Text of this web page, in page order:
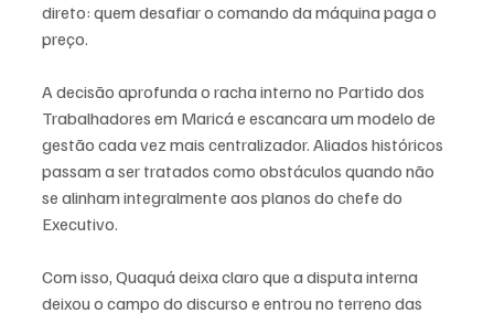
direto: quem desafiar o comando da máquina paga o
preço.
A decisão aprofunda o racha interno no Partido dos
Trabalhadores em Maricá e escancara um modelo de
gestão cada vez mais centralizador. Aliados históricos
passam a ser tratados como obstáculos quando não
se alinham integralmente aos planos do chefe do
Executivo.
Com isso, Quaquá deixa claro que a disputa interna
deixou o campo do discurso e entrou no terreno das